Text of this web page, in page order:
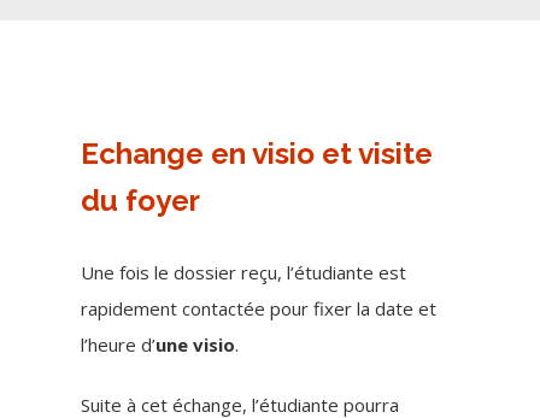
Echange en visio et visite
du foyer
Une fois le dossier reçu, l’étudiante est
rapidement contactée pour fixer la date et
l’heure d’une visio.
Suite à cet échange, l’étudiante pourra